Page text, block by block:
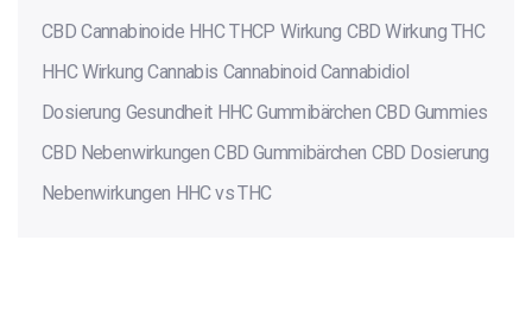
CBD Cannabinoide HHC THCP Wirkung CBD Wirkung THC
HHC Wirkung Cannabis Cannabinoid Cannabidiol
Dosierung Gesundheit HHC Gummibärchen CBD Gummies
CBD Nebenwirkungen CBD Gummibärchen CBD Dosierung
Nebenwirkungen HHC vs THC